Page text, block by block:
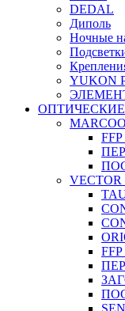
DEDAL
Диполь
Ночные
YUKON
VECTOR